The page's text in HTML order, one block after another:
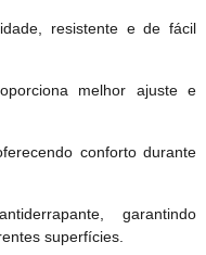
resistente e de fácil
melhor ajuste e
conforto durante
garantindo
superfícies.